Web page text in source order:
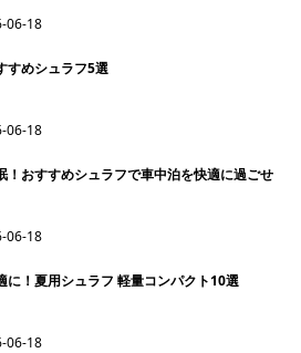
06-18
すめシュラフ5選
06-18
！おすすめシュラフで車中泊を快適に過ごせ
06-18
に！夏用シュラフ 軽量コンパクト10選
06-18